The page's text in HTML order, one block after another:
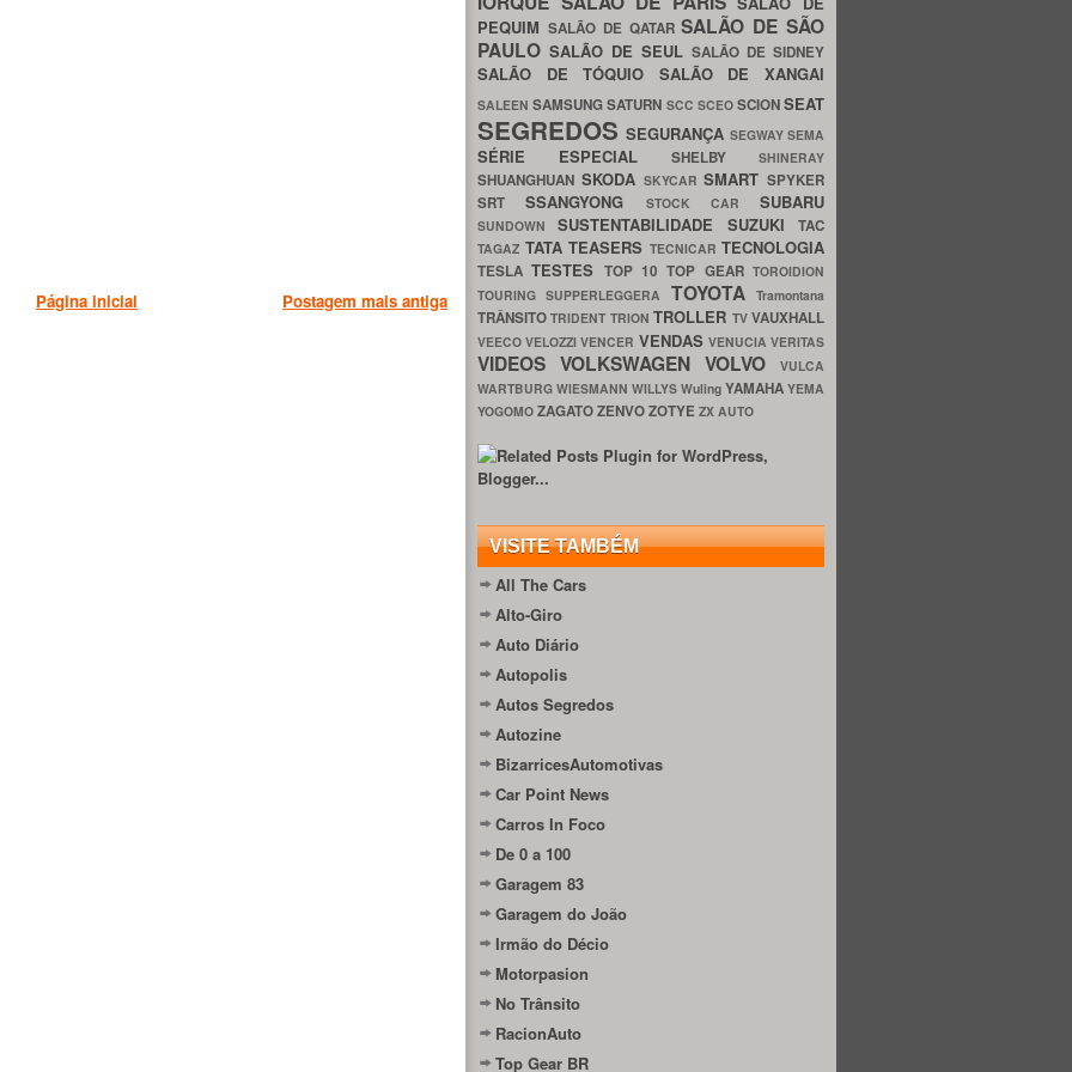
Postagem mais antiga
Página inicial
PEQUIM SALÃO DE QATARSALÃO DE SÃO
PAULO SALÃO DE SEUL SALÃO DE SIDNEY
SALÃO DE TÓQUIO SALÃO DE XANGAI
SALEENSAMSUNGSATURN SCC SCEO SCIONSEAT
SEGREDOSSEGURANÇA SEGWAYSEMA
SÉRIE ESPECIAL SHELBY SHINERAY
SHUANGHUAN SKODA SKYCARSMART SPYKER
SRTSSANGYONG STOCK CAR SUBARU
SUNDOWNSUSTENTABILIDADE SUZUKITAC
TAGAZ TATA TEASERS TECNICAR TECNOLOGIA
TESLATESTES TOP 10TOP GEARTOROIDION
TOURING SUPPERLEGGERA TOYOTATramontana
TRÂNSITOTRIDENT TRIONTROLLER TVVAUXHALL
VEECOVELOZZIVENCER VENDAS VENUCIAVERITAS
VIDEOS VOLKSWAGEN VOLVO
VULCA
WARTBURG WIESMANN WILLYS Wuling YAMAHA YEMA
YOGOMO ZAGATOZENVOZOTYE ZX AUTO
VISITE TAMBÉM
All The Cars
Alto-Giro
Auto Diário
Autopolis
Autos Segredos
Autozine
BizarricesAutomotivas
Car Point News
Carros In Foco
De 0 a 100
Garagem 83
Garagem do João
Irmão do Décio
Motorpasion
No Trânsito
RacionAuto
Top Gear BR